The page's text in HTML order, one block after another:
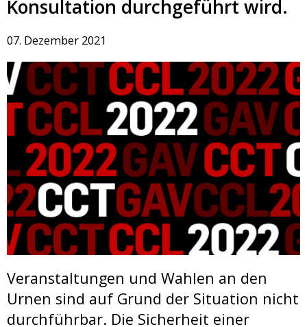
Konsultation durchgeführt wird.
07. Dezember 2021
Veranstaltungen und Wahlen an den
Urnen sind auf Grund der Situation nicht
durchführbar. Die Sicherheit einer